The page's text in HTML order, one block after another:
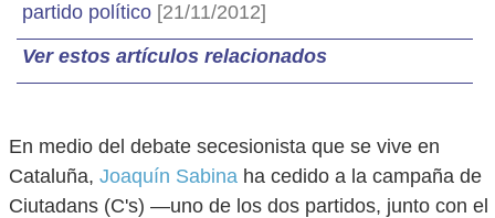
partido político [21/11/2012]
Ver estos artículos relacionados
En medio del debate secesionista que se vive en
Cataluña, Joaquín Sabina ha cedido a la campaña de
Ciutadans (C's) —uno de los dos partidos, junto con el